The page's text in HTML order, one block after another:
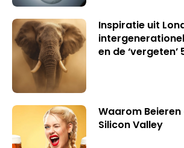
Inspiratie uit
en de
Waarom
Silicon Valley